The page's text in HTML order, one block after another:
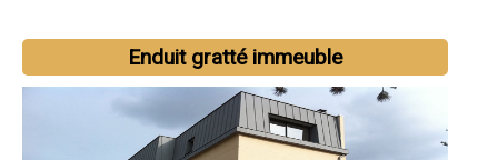
Enduit gratté immeuble